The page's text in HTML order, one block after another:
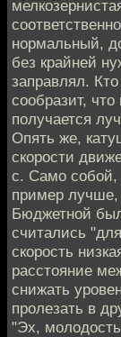
нормальный,
без крайней
заправлял.
сообразит,
получается
Опять же,
скорости
с. Само собой,
пример лучше,
Бюджетной
считались
скорость
расстояние
снижать
пролезать в
"Эх,